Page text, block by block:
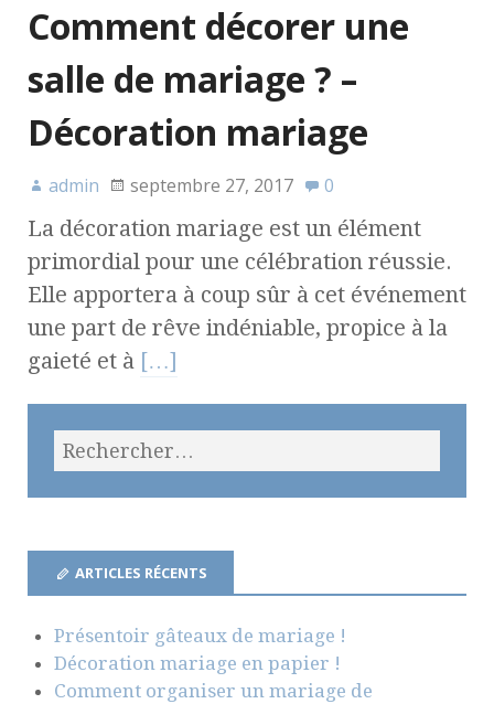
Comment décorer une
salle de mariage ? –
Décoration mariage
admin septembre 27, 2017 0
La décoration mariage est un élément
primordial pour une célébration réussie.
Elle apportera à coup sûr à cet événement
une part de rêve indéniable, propice à la
gaieté et à […]
ARTICLES RÉCENTS
Présentoir gâteaux de mariage !
Décoration mariage en papier !
Comment organiser un mariage de